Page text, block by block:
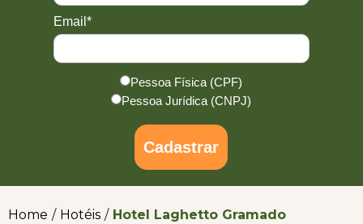
Email*
Pessoa Física (CPF)
Pessoa Jurídica (CNPJ)
Cadastrar
Home / Hotéis / Hotel Laghetto Gramado